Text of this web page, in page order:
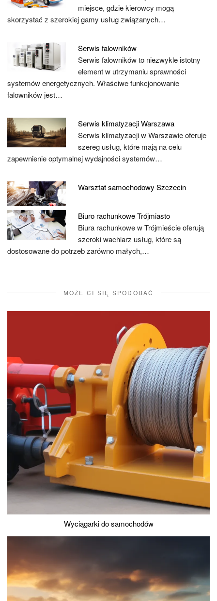
miejsce, gdzie kierowcy mogą
skorzystać z szerokiej gamy usług związanych…
Serwis falowników
Serwis falowników to niezwykle istotny
element w utrzymaniu sprawności
systemów energetycznych. Właściwe funkcjonowanie
falowników jest…
Serwis klimatyzacji Warszawa
Serwis klimatyzacji w Warszawie oferuje
szereg usług, które mają na celu
zapewnienie optymalnej wydajności systemów…
Warsztat samochodowy Szczecin
Biuro rachunkowe Trójmiasto
Biura rachunkowe w Trójmieście oferują
szeroki wachlarz usług, które są
dostosowane do potrzeb zarówno małych,…
MOŻE CI SIĘ SPODOBAĆ
Wyciągarki do samochodów